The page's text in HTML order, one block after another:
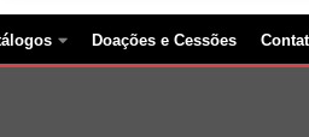
Doações e Cessões